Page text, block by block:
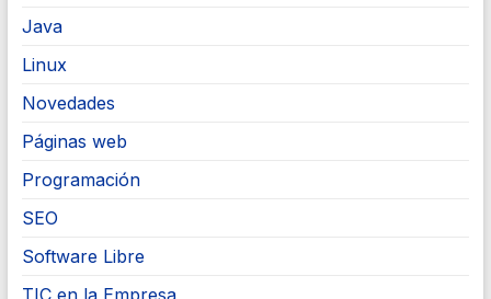
Java
Linux
Novedades
Páginas web
Programación
SEO
Software Libre
TIC en la Empresa